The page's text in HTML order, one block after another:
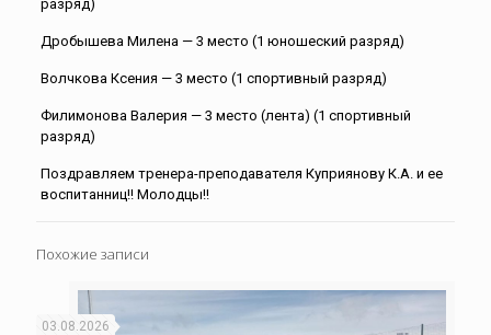
разряд)
Дробышева Милена — 3 место (1 юношеский разряд)
Волчкова Ксения — 3 место (1 спортивный разряд)
Филимонова Валерия — 3 место (лента) (1 спортивный
разряд)
Поздравляем тренера-преподавателя Куприянову К.А. и ее
воспитанниц!! Молодцы!!
Похожие записи
03.08.2026